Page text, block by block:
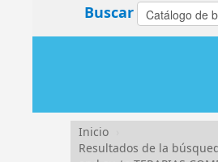
Buscar
Inicio
Resultados de la